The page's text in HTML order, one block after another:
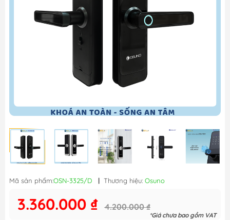
Mã sản phẩm:OSN-3325/D | Thương hiệu: Osuno
3.360.000 ₫ 4.200.000 ₫
*Giá chưa bao gồm VAT